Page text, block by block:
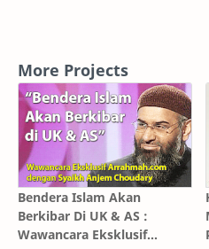
More Projects
Bendera Islam Akan
Berkibar Di UK & AS :
Wawancara Eksklusif